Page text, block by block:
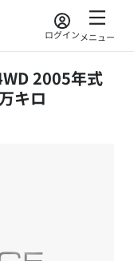
ログインメニュー
2005年式
キロ